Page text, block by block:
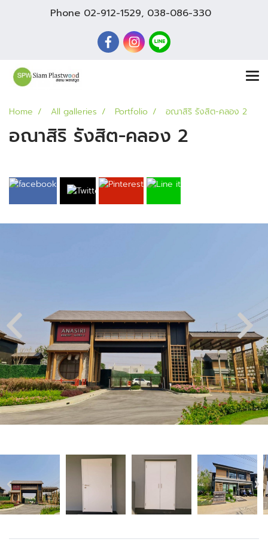
Phone 02-912-1529, 038-086-330
Home All galleries Portfolio อณาสิริ รังสิต-คลอง 2
อณาสิริ รังสิต-คลอง 2